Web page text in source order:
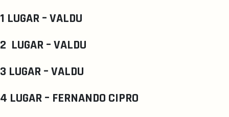
1 LUGAR – VALDU
2 LUGAR – VALDU
3 LUGAR – VALDU
4 LUGAR – FERNANDO CIPRO